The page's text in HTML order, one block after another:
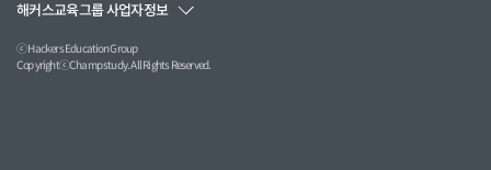
해커스교육그룹 사업자정보
ⓒ Hackers Education Group
CopyrightⓒChampstudy. All Rights Reserved.